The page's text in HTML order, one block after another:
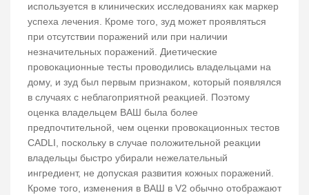
используется в клинических исследованиях как маркер
успеха лечения. Кроме того, зуд может проявляться
при отсутствии поражений или при наличии
незначительных поражений. Диетические
провокационные тесты проводились владельцами на
дому, и зуд был первым признаком, который появлялся
в случаях с неблагоприятной реакцией. Поэтому
оценка владельцем ВАШ была более
предпочтительной, чем оценки провокационных тестов
CADLI, поскольку в случае положительной реакции
владельцы быстро убирали нежелательный
ингредиент, не допуская развития кожных поражений.
Кроме того, изменения в ВАШ в V2 обычно отображают